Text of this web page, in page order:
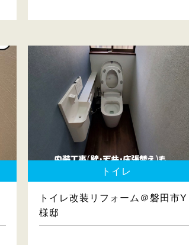
トイレ
トイレ改装リフォーム＠磐田市Y
様邸